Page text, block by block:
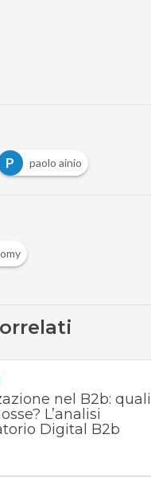
P paolo ainio
nel B2b:
L’analisi
Digital B2b